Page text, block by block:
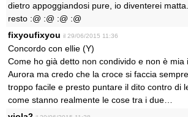
dietro appoggiandosi pure, io diventerei
resto :@ :@ :@ :@
fixyoufixyou il 29/06/2015 11:36
Concordo con ellie (Y)
Come ho già detto non condivido e non è mia
Aurora ma credo che la croce si faccia
troppo facile e presto puntare il dito contro di
come stanno realmente le cose tra i due…